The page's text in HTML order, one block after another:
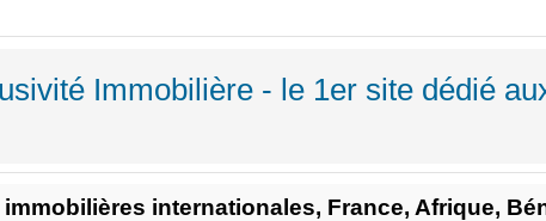
Immobilière - le 1er site dédié
immobilières internationales, France, Afrique,